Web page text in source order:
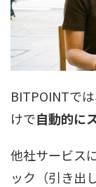
BITPOINTで
けで自動的に
他社サービス
ック（引き出